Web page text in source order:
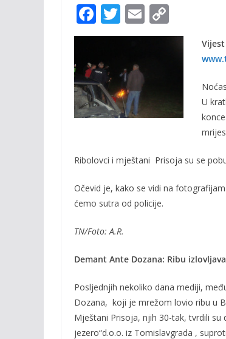
F
ac
b
o
o
T
w
er
E
m o
n
U
Ribolovci i mještani Prisoja su se
Očevid je, kako se vidi na
ćemo sutra od policije.
TN/Foto: A.R.
Demant Ante Dozana: Ribu
Posljednjih nekoliko dana mediji,
Dozana, koji je mrežom lovio ribu u
Mještani Prisoja, njih 30-tak, tvrdili su
jezero“d.o.o. iz Tomislavgrada ,